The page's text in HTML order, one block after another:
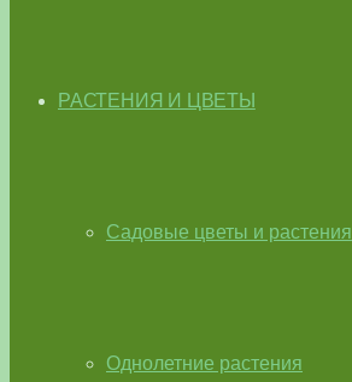
РАСТЕНИЯ И ЦВЕТЫ
Садовые цветы и растения
Однолетние растения